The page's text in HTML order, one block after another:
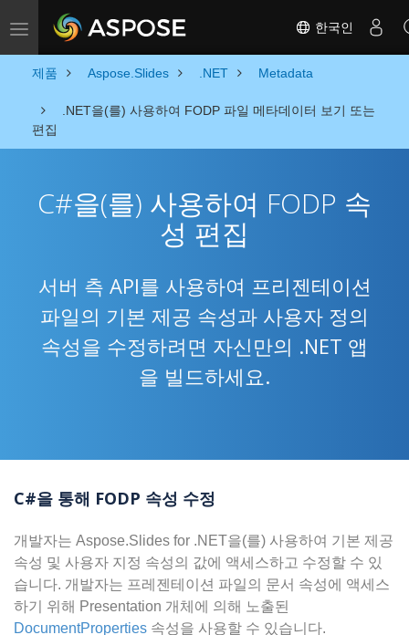
Toggle navigation 한국인
제품 Aspose.Slides .NET Metadata
.NET을(를) 사용하여 FODP 파일 메타데이터 보기 또는
편집
C#을(를) 사용하여 FODP 속
성 편집
서버 측 API를 사용하여 프리젠테이션
파일의 기본 제공 속성과 사용자 정의
속성을 수정하려면 자신만의 .NET 앱
을 빌드하세요.
C#을 통해 FODP 속성 수정
개발자는 Aspose.Slides for .NET을(를) 사용하여 기본 제공
속성 및 사용자 지정 속성의 값에 액세스하고 수정할 수 있
습니다. 개발자는 프레젠테이션 파일의 문서 속성에 액세스
하기 위해 Presentation 개체에 의해 노출된
DocumentProperties 속성을 사용할 수 있습니다.